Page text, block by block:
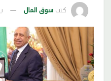
كتب سوق المال